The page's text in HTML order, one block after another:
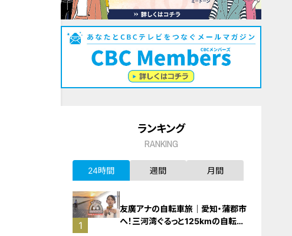
ランキング
RANKING
24時間 週間 月間
1
友廣アナの自転車旅｜愛知・蒲郡市
へ！三河湾ぐるっと125kmの自転車